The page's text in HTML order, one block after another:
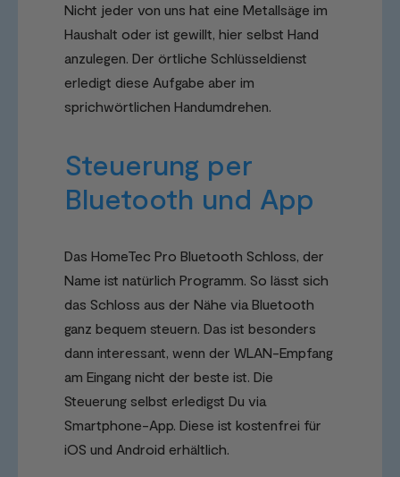
Nicht jeder von uns hat eine Metallsäge im
Haushalt oder ist gewillt, hier selbst Hand
anzulegen. Der örtliche Schlüsseldienst
erledigt diese Aufgabe aber im
sprichwörtlichen Handumdrehen.
Steuerung per
Bluetooth und App
Das HomeTec Pro Bluetooth Schloss, der
Name ist natürlich Programm. So lässt sich
das Schloss aus der Nähe via Bluetooth
ganz bequem steuern. Das ist besonders
dann interessant, wenn der WLAN-Empfang
am Eingang nicht der beste ist. Die
Steuerung selbst erledigst Du via
Smartphone-App. Diese ist kostenfrei für
iOS und Android erhältlich.